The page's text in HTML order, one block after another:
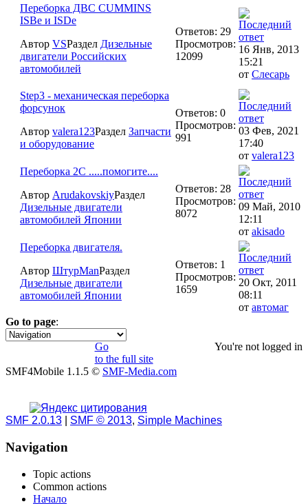
Переборка ДВС CUMMINS
ISBe и ISDe
Автор VSРаздел Дизельные
двигатели Российских
автомобилей
Ответов: 29
Просмотров:
12099
16 Янв, 2013
15:21
от Слесарь
Step3 - механическая переборка
форсунок
Автор valera123Раздел Запчасти
и оборудование
Ответов: 0
Просмотров:
991
03 Фев, 2021
17:40
от valera123
Переборка 2C .....помогите....
Автор ArudakovskiyРаздел
Дизельные двигатели
автомобилей Японии
Ответов: 28
Просмотров:
8072
09 Май, 2010
12:11
от akisado
Переборка двигателя.
Автор ШтурManРаздел
Дизельные двигатели
автомобилей Японии
Ответов: 1
Просмотров:
1659
20 Окт, 2011
08:11
от автомаг
Go to page:
1 2 3 4 5 »
You're not logged in
Go
to the full site
SMF4Mobile 1.1.5 © SMF-Media.com
SMF 2.0.13 SMF © 2013, Simple Machines
Navigation
Topic actions
Common actions
Начало